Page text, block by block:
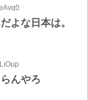
よな日本は。
んやろ